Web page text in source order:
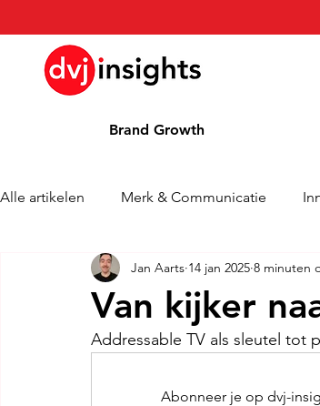
Brand Growth
Alle artikelen Merk & Communicatie
Brand Growth Interview Persbericht
Blog Awards
Van kijker
Jan Aarts 14 jan 2025 8 minuten
Addressable TV als sleutel tot
Abonneer je op dvj-